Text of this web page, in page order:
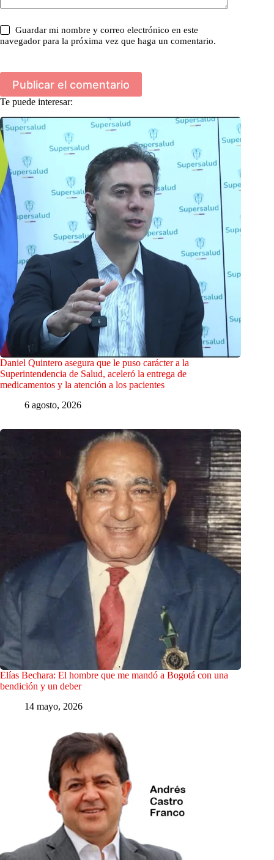
Guardar mi nombre y correo electrónico en este
navegador para la próxima vez que haga un comentario.
Publicar el comentario
Te puede interesar:
Daniel Quintero asegura que le puso carácter a la
Superintendencia de Salud, aceleró la entrega de
medicamentos y la atención a los pacientes
6 agosto, 2026
Elías Bechara: El hombre que me mandó a Bogotá con una
bendición y un deber
14 mayo, 2026